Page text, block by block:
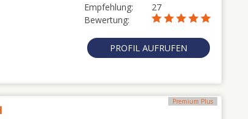
Empfehlung:
27
Bewertung:
PROFIL AUFRUFEN
Premium Plus